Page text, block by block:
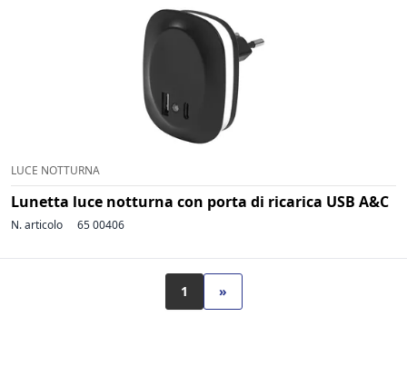
LUCE NOTTURNA
Lunetta luce notturna con porta di ricarica USB A&C
N. articolo 65 00406
1 »